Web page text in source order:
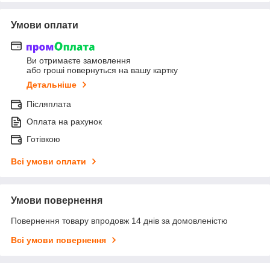
Умови оплати
Ви отримаєте замовлення
або гроші повернуться на вашу картку
Детальніше
Післяплата
Оплата на рахунок
Готівкою
Всі умови оплати
Умови повернення
Повернення товару впродовж 14 днів за домовленістю
Всі умови повернення